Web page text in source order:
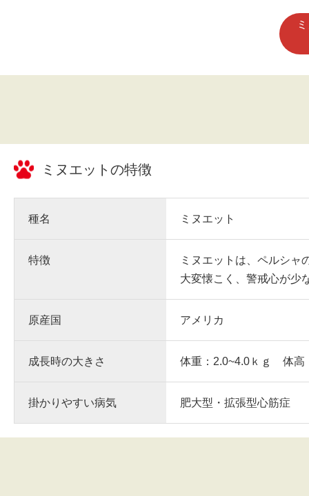
ミヌエット の特徴
種名 ミヌエット
特徴
ミヌエットは、ペルシャ
大変懐こく、警戒心が少
原産国 アメリカ
成長時の大きさ 体重：2.0~4.0ｋｇ 体高
掛かりやすい病気 肥大型・拡張型心筋症